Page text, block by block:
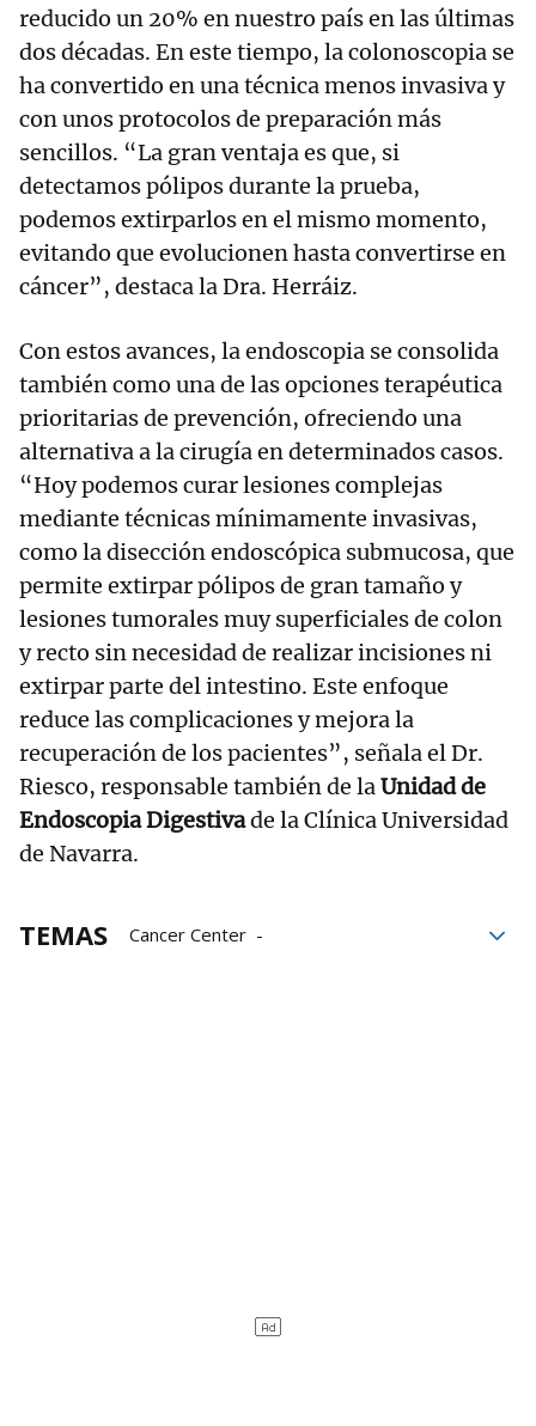
reducido un 20% en nuestro país en las últimas
dos décadas. En este tiempo, la colonoscopia se
ha convertido en una técnica menos invasiva y
con unos protocolos de preparación más
sencillos. “La gran ventaja es que, si
detectamos pólipos durante la prueba,
podemos extirparlos en el mismo momento,
evitando que evolucionen hasta convertirse en
cáncer”, destaca la Dra. Herráiz.
Con estos avances, la endoscopia se consolida
también como una de las opciones terapéutica
prioritarias de prevención, ofreciendo una
alternativa a la cirugía en determinados casos.
“Hoy podemos curar lesiones complejas
mediante técnicas mínimamente invasivas,
como la disección endoscópica submucosa, que
permite extirpar pólipos de gran tamaño y
lesiones tumorales muy superficiales de colon
y recto sin necesidad de realizar incisiones ni
extirpar parte del intestino. Este enfoque
reduce las complicaciones y mejora la
recuperación de los pacientes”, señala el Dr.
Riesco, responsable también de laUnidad de
Endoscopia Digestivade la Clínica Universidad
de Navarra.
TEMAS
Cancer Center